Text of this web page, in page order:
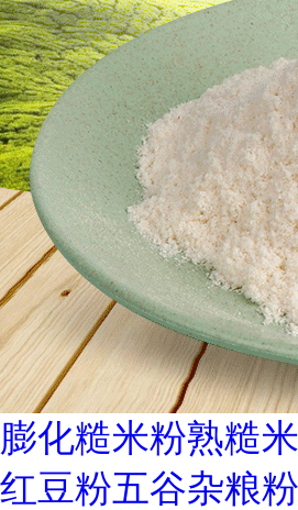
膨化糙米粉熟糙
红豆粉五谷杂粮